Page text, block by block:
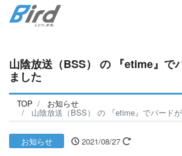
山陰放送（BSS） の 『etime』で
ました
TOP お知らせ
山陰放送（BSS） の 『etime』でバード
お知らせ 2021/08/27